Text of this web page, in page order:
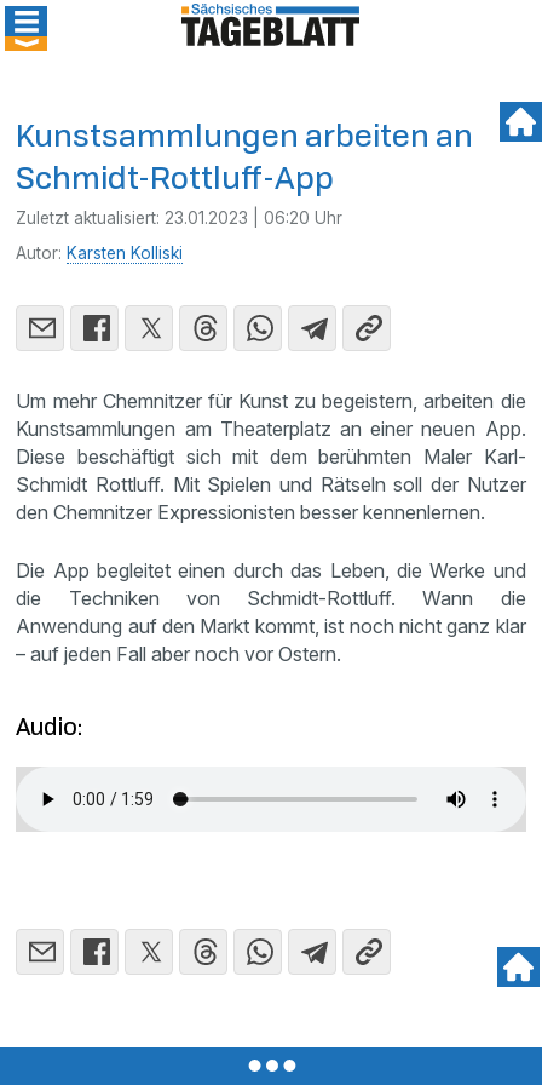
Kunstsammlungen arbeiten an
Schmidt-Rottluff-App
Zuletzt aktualisiert: 23.01.2023 | 06:20 Uhr
Autor: Karsten Kolliski
Um mehr Chemnitzer für Kunst zu begeistern, arbeiten die
Kunstsammlungen am Theaterplatz an einer neuen App.
Diese beschäftigt sich mit dem berühmten Maler Karl-
Schmidt Rottluff. Mit Spielen und Rätseln soll der Nutzer
den Chemnitzer Expressionisten besser kennenlernen.
Die App begleitet einen durch das Leben, die Werke und
die Techniken von Schmidt-Rottluff. Wann die
Anwendung auf den Markt kommt, ist noch nicht ganz klar
– auf jeden Fall aber noch vor Ostern.
Audio: